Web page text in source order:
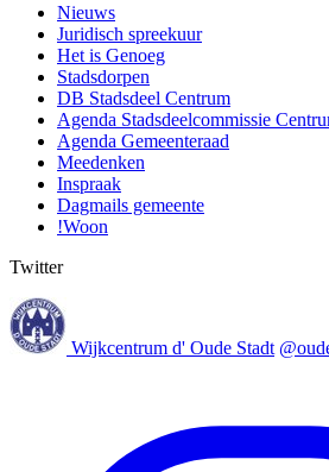
Nieuws
Juridisch spreekuur
Het is Genoeg
Stadsdorpen
DB Stadsdeel Centrum
Agenda Stadsdeelcommissie
Agenda Gemeenteraad
Meedenken
Inspraak
Dagmails gemeente
!Woon
Twitter
Wijkcentrum d' Oude Stadt